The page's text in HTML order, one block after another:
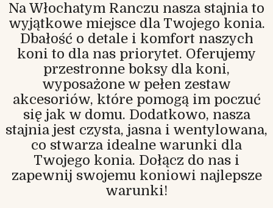
Na Włochatym Ranczu nasza stajnia to
wyjątkowe miejsce dla Twojego konia.
Dbałość o detale i komfort naszych
koni to dla nas priorytet. Oferujemy
przestronne boksy dla koni,
wyposażone w pełen zestaw
akcesoriów, które pomogą im poczuć
się jak w domu. Dodatkowo, nasza
stajnia jest czysta, jasna i wentylowana,
co stwarza idealne warunki dla
Twojego konia. Dołącz do nas i
zapewnij swojemu koniowi najlepsze
warunki!